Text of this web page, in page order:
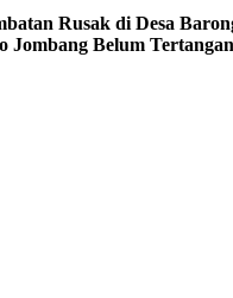
Rusak di Desa
Jombang Belum